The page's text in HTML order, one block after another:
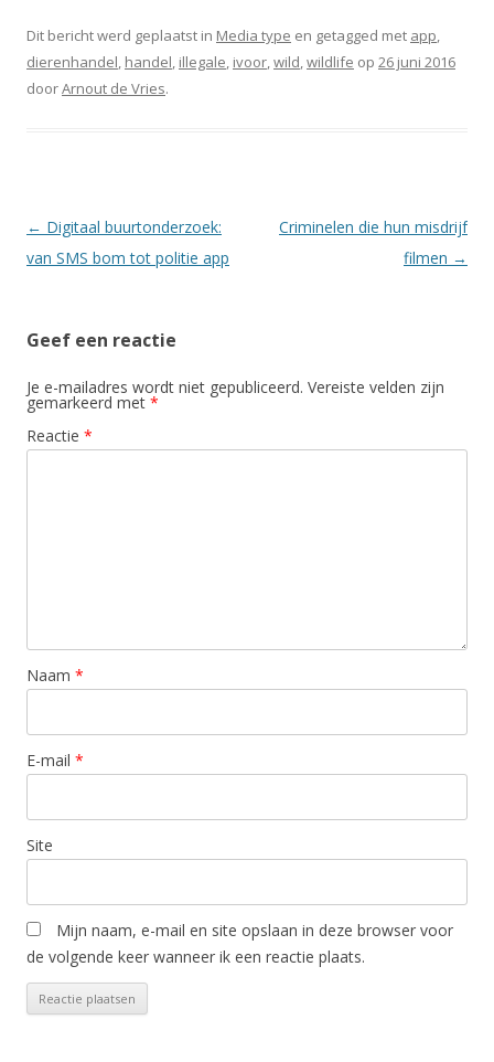
Dit bericht werd geplaatst in Media type en getagged met app
dierenhandel handel illegale ivoor wild wildlife op 26 juni 2016
doorArnout de Vries.
Berichtnavigatie
← Digitaal buurtonderzoek:
van SMS bom tot politie app
Criminelen die hun misdrijf
filmen →
Geef een reactie
Je e-mailadres wordt niet gepubliceerd. Vereiste velden zijn
gemarkeerd met *
Reactie *
Naam *
E-mail *
Site
Mijn naam, e-mail en site opslaan in deze browser voor
de volgende keer wanneer ik een reactie plaats.